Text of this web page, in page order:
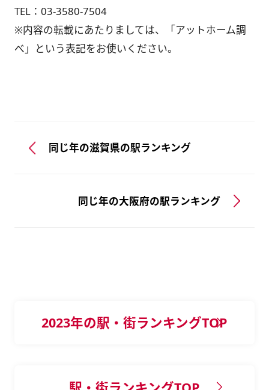
TEL： 03-3580-7504
※内容の転載にあたりましては、「アットホーム調
べ」という表記をお使いください。
同じ年の滋賀県の駅ランキング
同じ年の大阪府の駅ランキング
2023年の駅・街ランキングTOP